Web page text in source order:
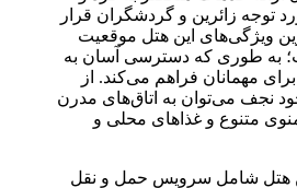
توجه زائرین و گردشگران قرار
ویژگی‌های این هتل موقعیت
به طوری که دسترسی آسان به
مهمانان فراهم می‌کند. از
نجف می‌توان به اتاق‌های مدرن
متنوع و غذاهای محلی و
هتل شامل سرویس حمل و نقل